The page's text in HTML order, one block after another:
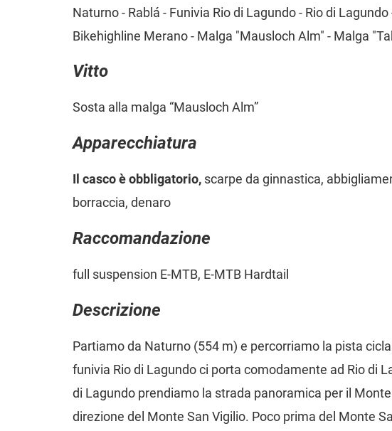
Naturno - Rablá - Funivia Rio di Lagundo - Rio di
Bikehighline Merano - Malga "Mausloch Alm" - Malga
Vitto
Sosta alla malga “Mausloch Alm”
Apparecchiatura
Il casco è obbligatorio, scarpe da ginnastica,
borraccia, denaro
Raccomandazione
full suspension E-MTB, E-MTB Hardtail
Descrizione
Partiamo da Naturno (554 m) e percorriamo la pista
funivia Rio di Lagundo ci porta comodamente ad Rio di
di Lagundo prendiamo la strada panoramica per il
direzione del Monte San Vigilio. Poco prima del Monte